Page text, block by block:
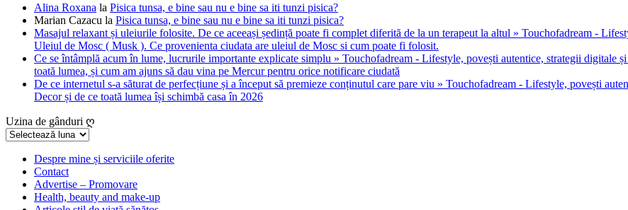
Alina Roxana la Pisica tunsa, e bine sau nu e bine sa iti tunzi pisica?
Marian Cazacu la Pisica tunsa, e bine sau nu e bine sa iti tunzi pisica?
Masajul relaxant și uleiurile folosite. De ce aceeași ședință poate fi complet diferită de la un terapeut la altul » Touchofadream -
Uleiul de Mosc ( Musk ). Ce provenienta ciudata are uleiul de Mosc si cum poate fi folosit.
Ce se întâmplă acum în lume, lucrurile importante explicate simplu » Touchofadream - Lifestyle, povești autentice, strategii digitale
toată lumea, și cum am ajuns să dau vina pe Mercur pentru orice notificare ciudată
De ce internetul s-a săturat de perfecțiune și a început să premieze conținutul care pare viu » Touchofadream - Lifestyle, povești
Decor și de ce toată lumea își schimbă casa în 2026
Uzina de gânduri ღ
Uzina
gânduriDespre mine și serviciile oferite
Contact
Advertise – Promovare
Health, beauty and make-up